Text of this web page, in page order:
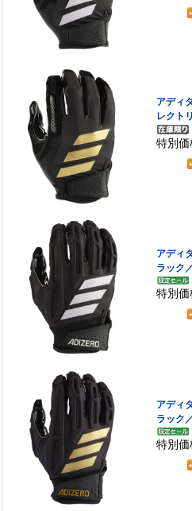
アディ
レクト
特別価
アディ
ラック
特別価
アディ
ラック
特別価